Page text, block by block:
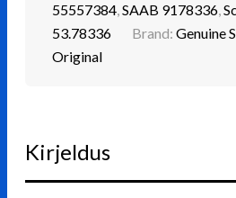
55557384,SAAB 9178336,
53.78336
Brand:Genuine
Original
Kirjeldus